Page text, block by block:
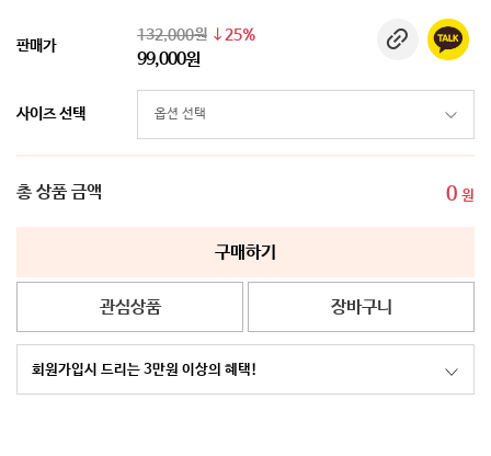
판매가
132,000원 25%
99,000원
사이즈 선택
총 상품 금액 0 원
구매하기
관심상품 장바구니
회원가입시 드리는 3만원 이상의 혜택!